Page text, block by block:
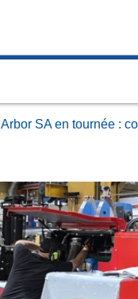
Arbor SA en tournée :